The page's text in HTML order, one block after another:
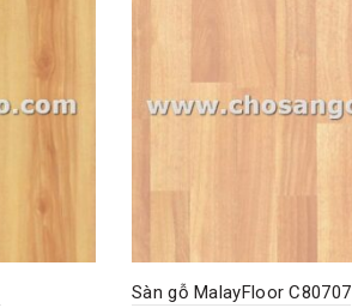
Sàn gỗ MalayFloor C80707